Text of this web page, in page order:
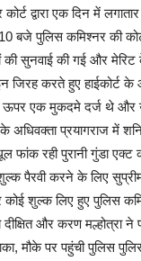
द्वारा एक दिन में
पुलिस कमिश्नर की
सुनवाई की गई और मेरिट
करते हुए हाईकोर्ट के
के ऊपर एक मुकदमे दर्ज
प्रयागराज में
रही पुरानी गुंडा एक्ट
पैरवी करने के लिए
शुल्क लिए हुए पुलिस
और करण मल्होत्रा ने
मौके पर पहुंची पुलिस
राष्ट्रीय खबरें